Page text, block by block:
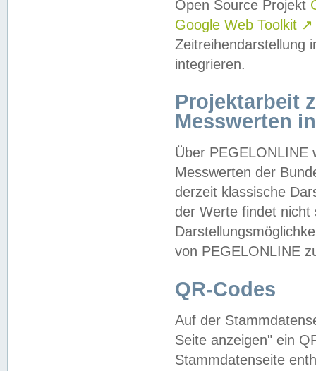
Open Source Projekt
Google Web Toolkit ↗
Zeitreihendarstellung
integrieren.
Projektarbeit
Messwerten
Über PEGELONLINE
Messwerten der
derzeit klassische
der Werte findet
von PEGELONLINE
QR-Codes
Auf der
Seite anzeigen" ein
Stammdatenseite